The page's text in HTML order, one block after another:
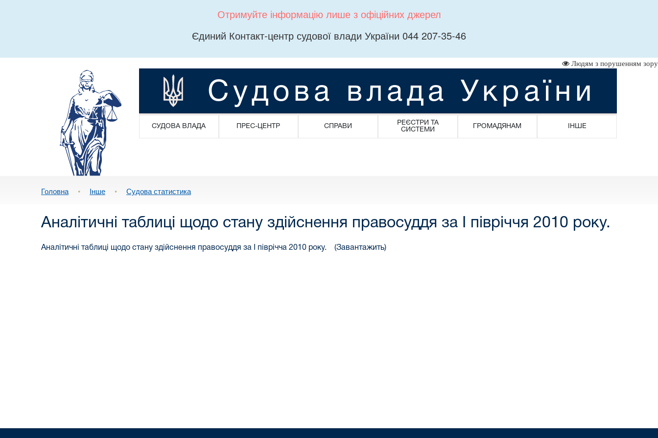
Отримуйте інформацію лише з офіційних джерел
Єдиний Контакт-центр судової влади України 044 207-35-46
Людям з порушенням зору
Судова влада України
СУДОВА ВЛАДА ПРЕС-ЦЕНТР СПРАВИ
РЕЄСТРИ ТА
СИСТЕМИ
ГРОМАДЯНАМ ІНШЕ
Головна • Інше • Судова статистика
Аналітичні таблиці щодо стану здійснення правосуддя за І півріччя 2010 року.
Аналітичні таблиці щодо стану здійснення правосуддя за І піврічча 2010 року. (Завантажить)